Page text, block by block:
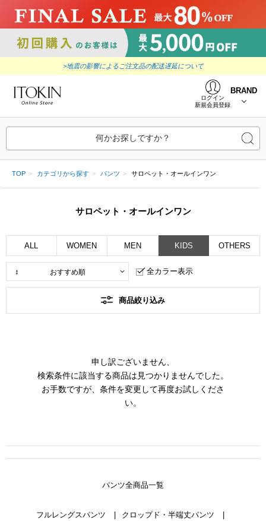
>地震の影響によるご注文品の配送遅延について
ログイン
新規会員登録
BRAND
何かお探しですか？
TOP カテゴリから探す パンツ サロペット・オールインワン
サロペット・オールインワン
ALL WOMEN MEN KIDS OTHERS
全カラー表示
商品絞り込み
申し訳ございません、
検索条件に該当する商品は見つかりませんでした。
お手数ですが、条件を変更して再度お試しくださ
い。
パンツ全商品一覧
フルレングスパンツ
クロップド・半端丈パンツ